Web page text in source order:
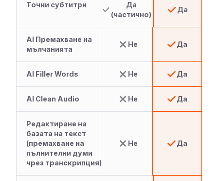
Точни субтитри
Да
(частично)
Да
AI Премахване на
мълчанията
Не Да
AI Filler Words Не Да
AI Clean Audio Не Да
Редактиране на
базата на текст
(премахване на
пълнителни думи
чрез транскрипция)
Не Да